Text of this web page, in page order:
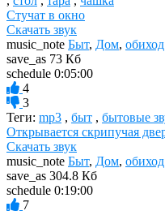
Стучат в окно
Скачать звук
music_note Быт, Дом, обиход
save_as 73 Кб
schedule 0:05:00
4
3
Теги: mp3 , быт , бытовые
Открывается скрипучая
Скачать звук
music_note Быт, Дом, обиход
save_as 304.8 Кб
schedule 0:19:00
7